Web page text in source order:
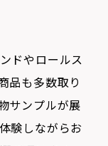
ドやロールス
サンプルが展
験しながらお
び頂けます。